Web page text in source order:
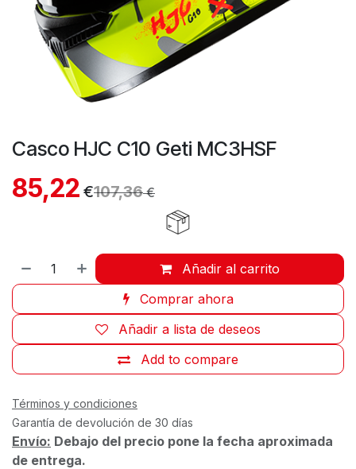
Casco HJC C10 Geti MC3HSF
85,22 €107,36€
Añadir al carrito
Comprar ahora
Add to compare
Añadir a lista de deseos
Términos y condiciones
Garantía de devolución de 30 días
Envío: Debajo del precio pone la fecha aproximada
de entrega.